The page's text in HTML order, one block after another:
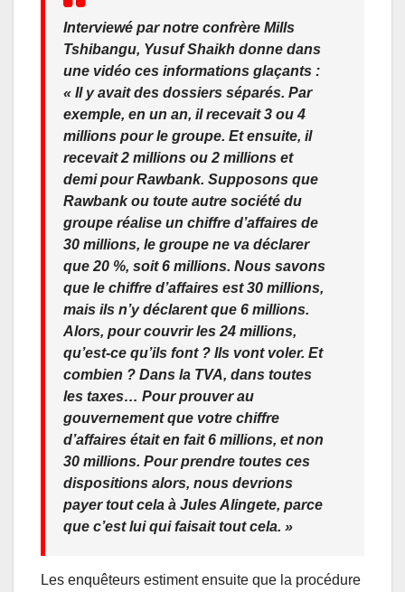
Interviewé par notre confrère Mills
Tshibangu, Yusuf Shaikh donne dans
une vidéo ces informations glaçants :
« Il y avait des dossiers séparés. Par
exemple, en un an, il recevait 3 ou 4
millions pour le groupe. Et ensuite, il
recevait 2 millions ou 2 millions et
demi pour Rawbank. Supposons que
Rawbank ou toute autre société du
groupe réalise un chiffre d’affaires de
30 millions, le groupe ne va déclarer
que 20 %, soit 6 millions. Nous savons
que le chiffre d’affaires est 30 millions,
mais ils n’y déclarent que 6 millions.
Alors, pour couvrir les 24 millions,
qu’est-ce qu’ils font ? Ils vont voler. Et
combien ? Dans la TVA, dans toutes
les taxes… Pour prouver au
gouvernement que votre chiffre
d’affaires était en fait 6 millions, et non
30 millions. Pour prendre toutes ces
dispositions alors, nous devrions
payer tout cela à Jules Alingete, parce
que c’est lui qui faisait tout cela. »
Les enquêteurs estiment ensuite que la procédure